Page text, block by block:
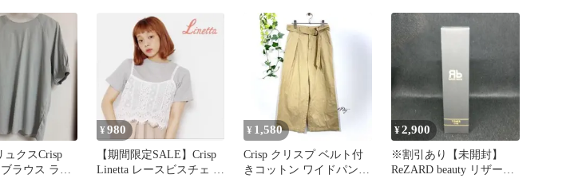
ュクスCrisp
ラウス ライ
¥980
【期間限定SALE】Crisp
Linetta レースビスチェ ホ
¥ 1,580
Crisp クリスプ ベルト付
きコットン ワイドパンツ
¥2,900
※割引あり【未開封】
ReZARD beauty リザード